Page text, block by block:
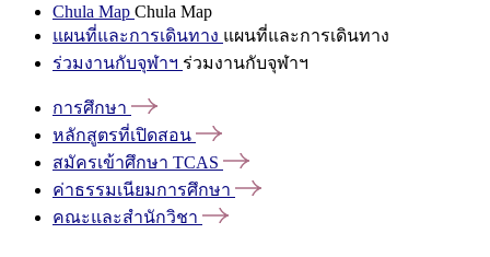
Chula Map Chula Map
แผนที่และการเดินทาง แผนที่และการเดินทาง
ร่วมงานกับจุฬาฯ ร่วมงานกับจุฬาฯ
การศึกษา
หลักสูตรที่เปิดสอน
สมัครเข้าศึกษา TCAS
ค่าธรรมเนียมการศึกษา
คณะและสำนักวิชา